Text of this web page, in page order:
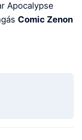
Apocalypse
Comic Zenon